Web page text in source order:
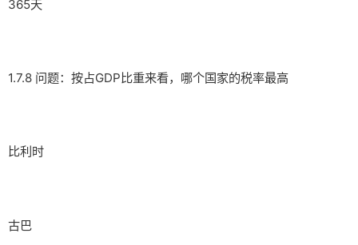
365天
1.7.8 问题：按占GDP比重来看，哪个国家的税率最高
比利时
古巴